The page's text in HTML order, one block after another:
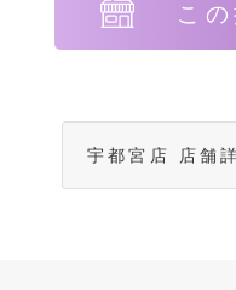
こ
宇都宮店 店舗